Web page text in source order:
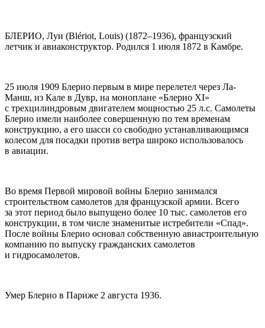
БЛЕРИО, Луи (Blériot, Louis) (1872–1936), французский
летчик и авиаконструктор. Родился 1 июля 1872 в Камбре.
25 июля 1909 Блерио первым в мире перелетел через Ла-
Манш, из Кале в Дувр, на моноплане «Блерио ХI»
с трехцилиндровым двигателем мощностью 25 л.с. Самолеты
Блерио имели наиболее совершенную по тем временам
конструкцию, а его шасси со свободно устанавливающимся
колесом для посадки против ветра широко использовалось
в авиации.
Во время Первой мировой войны Блерио занимался
строительством самолетов для французской армии. Всего
за этот период было выпущено более 10 тыс. самолетов его
конструкции, в том числе знаменитые истребители «Спад».
После войны Блерио основал собственную авиастроительную
компанию по выпуску гражданских самолетов
и гидросамолетов.
Умер Блерио в Париже 2 августа 1936.